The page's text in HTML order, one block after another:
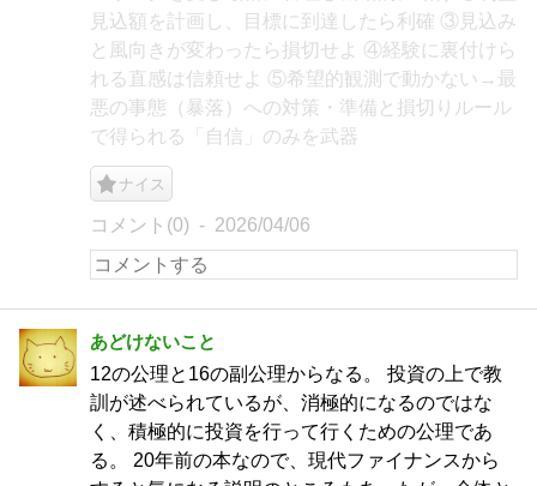
見込額を計画し、目標に到達したら利確 ③見込み
と風向きが変わったら損切せよ ④経験に裏付けら
れる直感は信頼せよ ⑤希望的観測で動かない→最
悪の事態（暴落）への対策・準備と損切りルール
で得られる「自信」のみを武器
ナイス
コメント(0) 2026/04/06
あどけないこと
12の公理と16の副公理からなる。 投資の上で教
訓が述べられているが、消極的になるのではな
く、積極的に投資を行って行くための公理であ
る。 20年前の本なので、現代ファイナンスから